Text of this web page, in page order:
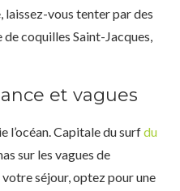
laissez-vous tenter par des
coquilles Saint-Jacques,
et vagues
Capitale du surfdu
sur les vagues de
séjour, optez pour une